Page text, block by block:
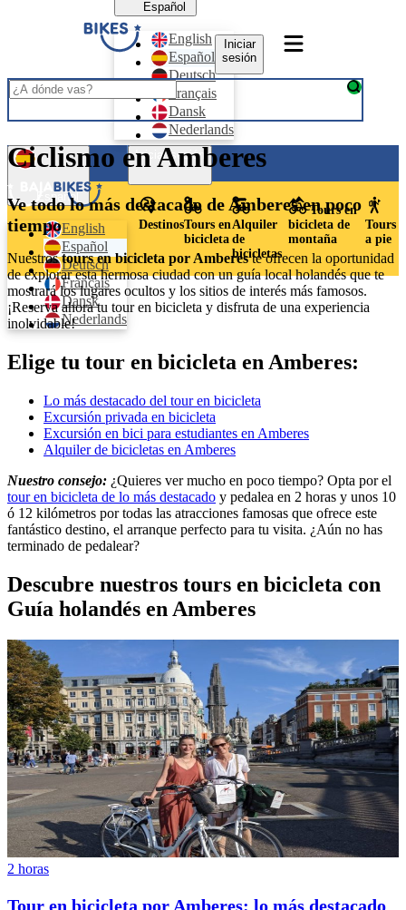
Español
English
Español
Deutsch
Français
Dansk
Nederlands
Iniciar
sesión
Español
English
Español
Deutsch
Français
Dansk
Nederlands
Iniciar sesión
DestinosTours en
bicicleta
Alquiler
de
bicicletas
Tours en
bicicleta de
montaña
Tours
a pie
Ciclismo en Amberes
Ve todo lo más destacado de Amberes en poco
tiempo
Nuestrostours en bicicleta por Ambereste ofrecen la oportunidad
de explorar esta hermosa ciudad con un guía local holandés que te
mostrará los lugares ocultos y los sitios de interés más famosos.
¡Reserva ahora tu tour en bicicleta y disfruta de una experiencia
inolvidable!
Elige tu tour en bicicleta en Amberes:
Lo más destacado del tour en bicicleta
Excursión privada en bicicleta
Excursión en bici para estudiantes en Amberes
Alquiler de bicicletas en Amberes
Nuestro consejo: ¿Quieres ver mucho en poco tiempo? Opta por el
tour en bicicleta de lo más destacado y pedalea en 2 horas y unos 10
ó 12 kilómetros por todas las atracciones famosas que ofrece este
fantástico destino, el arranque perfecto para tu visita. ¿Aún no has
terminado de pedalear?
Descubre nuestros tours en bicicleta con
Guía holandés en Amberes
2 horas
Tour en bicicleta por Amberes: lo más destacado